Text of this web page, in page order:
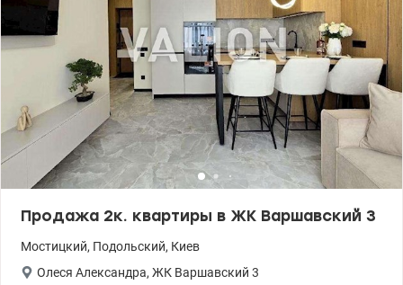
Продажа 2к. квартиры в ЖК Варшавский 3
Мостицкий, Подольский, Киев
Олеся Александра, ЖК Варшавский 3